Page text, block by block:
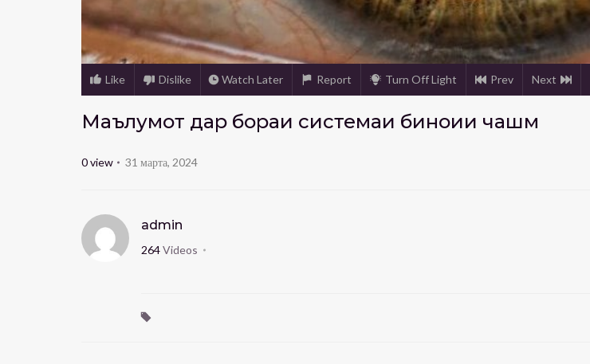
Like Dislike Watch Later Report Turn Off Light Prev Next
Маълумот дар бораи системаи биноии чашм
0view 31 марта, 2024
admin
264Videos